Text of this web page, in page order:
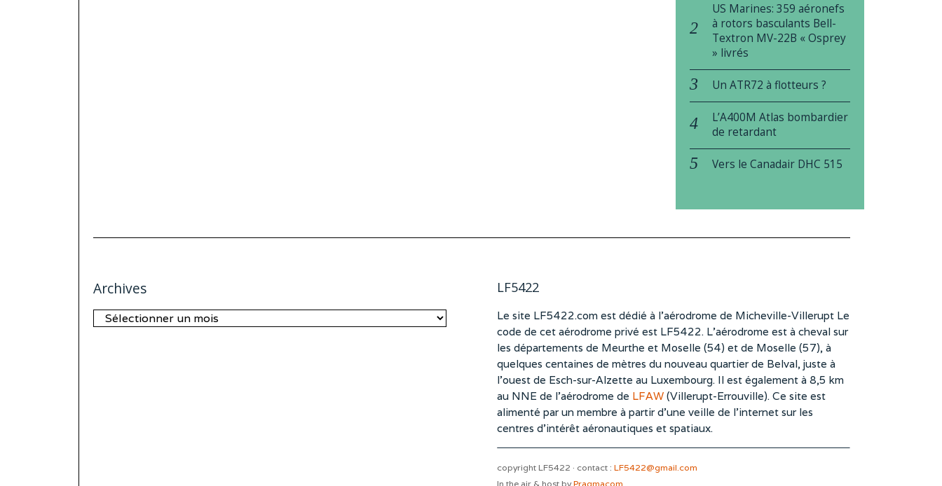
US Marines: 359 aéronefs
à rotors basculants Bell-
Textron MV-22B « Osprey
» livrés
Un ATR72 à flotteurs ?
L’A400M Atlas bombardier
de retardant
Vers le Canadair DHC 515
Archives
Archives
LF5422
Le site LF5422.com est dédié à l’aérodrome de Micheville-Villerupt Le
code de cet aérodrome privé est LF5422. L’aérodrome est à cheval sur
les départements de Meurthe et Moselle (54) et de Moselle (57), à
quelques centaines de mètres du nouveau quartier de Belval, juste à
l’ouest de Esch-sur-Alzette au Luxembourg. Il est également à 8,5 km
au NNE de l’aérodrome de LFAW(Villerupt-Errouville). Ce site est
alimenté par un membre à partir d’une veille de l’internet sur les
centres d’intérêt aéronautiques et spatiaux.
copyright LF5422 · contact : LF5422@gmail.com
In the air & host byPragmacom